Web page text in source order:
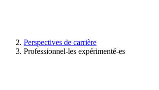
Perspectives de carrière
Professionnel-les expérimenté-es